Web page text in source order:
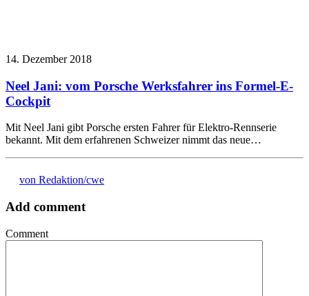
14. Dezember 2018
Neel Jani: vom Porsche Werksfahrer ins Formel-E-
Cockpit
Mit Neel Jani gibt Porsche ersten Fahrer für Elektro-Rennserie
bekannt. Mit dem erfahrenen Schweizer nimmt das neue…
von Redaktion/cwe
Add comment
Comment